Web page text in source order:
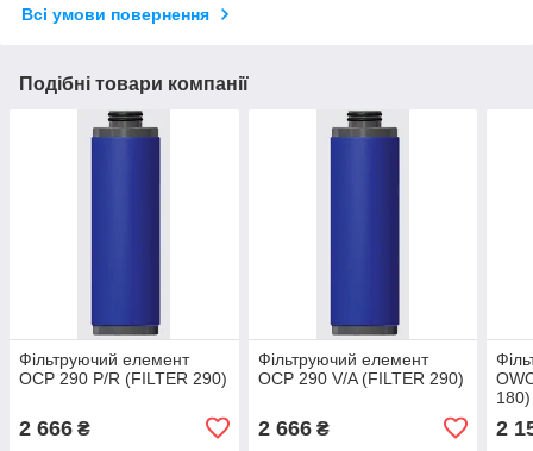
Всі умови повернення
Подібні товари компанії
Фільтруючий елемент
OCP 290 P/R (FILTER 290)
2 666 ₴
Фільтруючий елемент
OCP 290 V/A (FILTER 290)
2 666₴
180)
2